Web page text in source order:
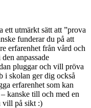
ett utmärkt sätt att ”prova
funderar du på att
erfarenhet från vård och
anpassade
pluggar och vill pröva
i skolan ger dig också
erfarenhet som kan
kanske till och med en
vill på sikt :)